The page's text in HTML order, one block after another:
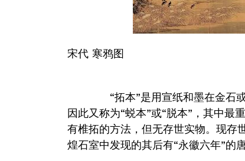
宋代 寒鸦图
“拓本”是用宣纸和墨在金石或
因此又称为“蜕本”或“脱本”，其中最
有椎拓的方法，但无存世实物。现存
煌石室中发现的其后有“永徽六年”的